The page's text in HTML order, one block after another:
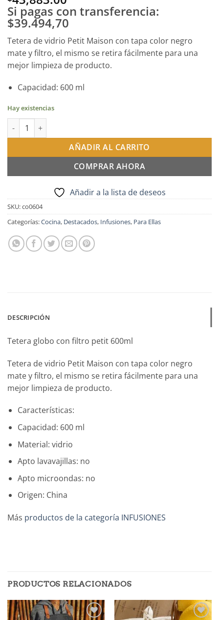
Si pagas con transferencia:
$39.494,70
Tetera de vidrio Petit Maison con tapa color negro
mate y filtro, el mismo se retira fácilmente para una
mejor limpieza de producto.
Capacidad: 600 ml
Hay existencias
Tetera globo con filtro petit 600ml cantidad
AÑADIR AL CARRITO
COMPRAR AHORA
Añadir a la lista de deseos
SKU:co0604
Categorías:Cocina, Destacados, Infusiones, Para Ellas
DESCRIPCIÓN
Tetera globo con filtro petit 600ml
Tetera de vidrio Petit Maison con tapa color negro
mate y filtro, el mismo se retira fácilmente para una
mejor limpieza de producto.
Características:
Capacidad: 600 ml
Material: vidrio
Apto lavavajillas: no
Apto microondas: no
Origen: China
Más productos de la categoría INFUSIONES
PRODUCTOS RELACIONADOS